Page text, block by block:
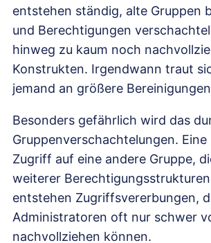
entstehen ständig, alte Gruppen
und Berechtigungen
hinweg zu kaum noch
Konstrukten. Irgendwann traut
jemand an größere
Besonders gefährlich wird das
Gruppenverschachtelungen.
Zugriff auf eine andere Gruppe,
weiterer
entstehen Zugriffsvererbungen,
Administratoren oft nur schwer
nachvollziehen können.